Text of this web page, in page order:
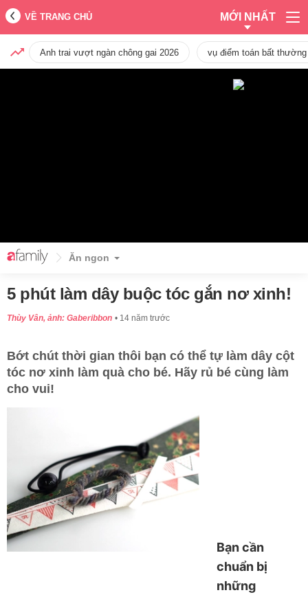
VỀ TRANG CHỦ MỚI NHẤT
Anh trai vượt ngàn chông gai 2026 vụ điểm toán bất
Ăn ngon
5 phút làm dây buộc tóc gắn nơ xinh!
Thùy Vân, ảnh: Gaberibbon 14 năm trước
Bớt chút thời gian thôi bạn có thể tự làm dây cột
tóc nơ xinh làm quà cho bé. Hãy rủ bé cùng làm
cho vui!
Bạn cần
chuẩn bị
những